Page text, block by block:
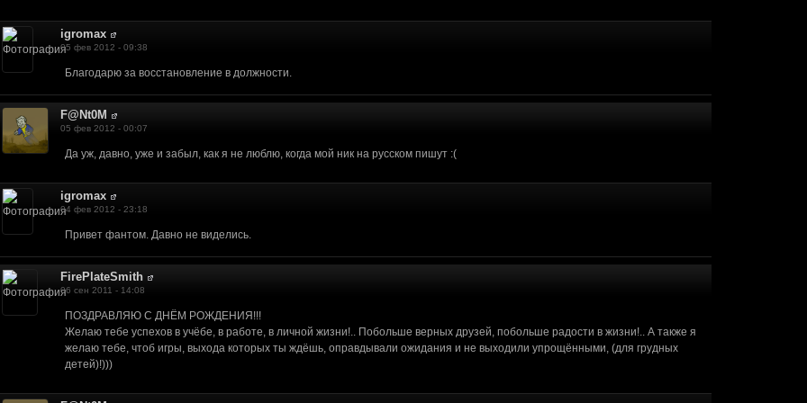
(15 октября 2017 - 11:24)
Java. Я так был впечатлен вашим проектом,что хочу предложить вам свою помощь. Я не профессиональный
сферам.
moltenclouds.com/index.php?showtopic=473
телефона, при телефонной регистрации ему генерируется имя, по которому уже поиск можно выполнить.
igromax
05 фев 2012 - 09:38
Благодарю за восстановление в должности.
F@Nt0M
05 фев 2012 - 00:07
Да уж, давно, уже и забыл, как я не люблю, когда мой ник на русском пишут :(
igromax
04 фев 2012 - 23:18
Привет фантом. Давно не виделись.
FirePlateSmith
06 сен 2011 - 14:08
ПОЗДРАВЛЯЮ С ДНЁМ РОЖДЕНИЯ!!!
Желаю тебе успехов в учёбе, в работе, в личной жизни!.. Побольше верных друзей, побольше радости в жизни!.. А также я
желаю тебе, чтоб игры, выхода которых ты ждёшь, оправдывали ожидания и не выходили упрощёнными, (для грудных
детей)!)))